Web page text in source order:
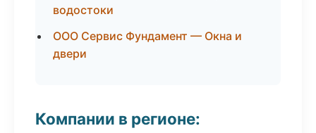
водостоки
ООО Сервис Фундамент — Окна и
двери
Компании в регионе: